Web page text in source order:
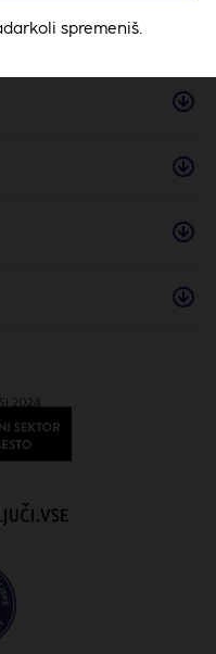
spremeniš.